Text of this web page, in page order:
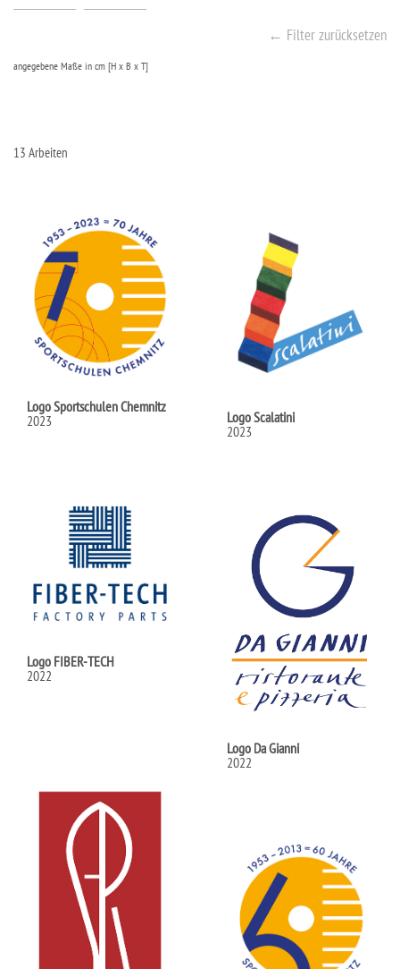
← Filter zurücksetzen
angegebene Maße in cm [H x B x T]
13 Arbeiten
Logo Sportschulen Chemnitz
2023
Logo FIBER-TECH
2022
Logo Scalatini
2023
Logo Da Gianni
2022